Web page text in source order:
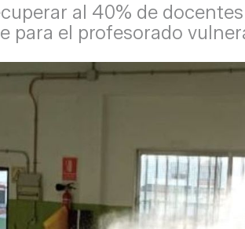
al 40% de
para el profesorado